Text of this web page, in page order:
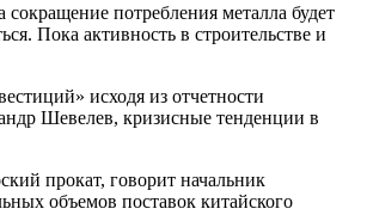
потребления металла будет
Пока активность в строительстве и
исходя из отчетности
Шевелев, кризисные тенденции в
прокат, говорит начальник
объемов поставок китайского